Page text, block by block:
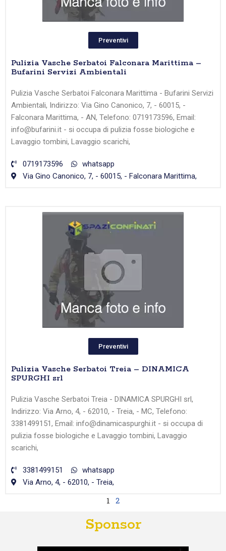
Preventivi
Pulizia Vasche Serbatoi Falconara Marittima –
Bufarini Servizi Ambientali
Pulizia Vasche Serbatoi Falconara Marittima - Bufarini Servizi
Ambientali, Indirizzo: Via Gino Canonico, 7, - 60015, -
Falconara Marittima, - AN, Telefono: 0719173596, Email:
info@bufarini.it - si occupa di pulizia fosse biologiche e
Lavaggio tombini, Lavaggio scarichi,
0719173596
whatsapp
Via Gino Canonico, 7, - 60015, - Falconara Marittima,
Preventivi
Pulizia Vasche Serbatoi Treia – DINAMICA
SPURGHI srl
Pulizia Vasche Serbatoi Treia - DINAMICA SPURGHI srl,
Indirizzo: Via Arno, 4, - 62010, - Treia, - MC, Telefono:
3381499151, Email: info@dinamicaspurghi.it - si occupa di
pulizia fosse biologiche e Lavaggio tombini, Lavaggio
scarichi,
3381499151
whatsapp
Via Arno, 4, - 62010, - Treia,
1 2
Sponsor